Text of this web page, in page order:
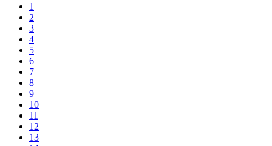
1
2
3
4
5
6
7
8
9
10
11
12
13